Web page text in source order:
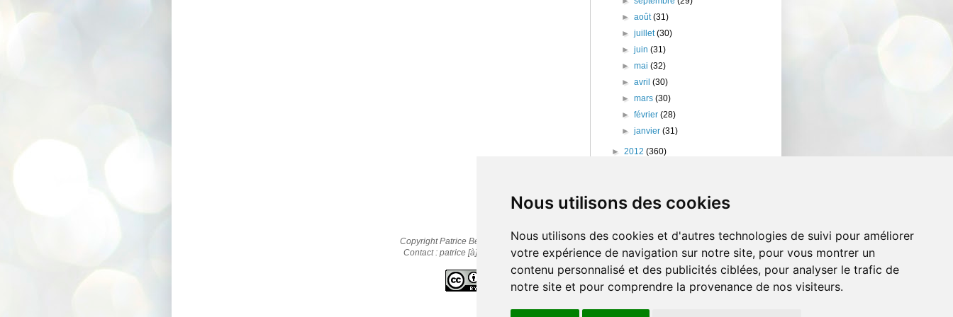
Nous utilisons des cookies
Nous utilisons des cookies et d'autres technologies de suivi pour améliorer
votre expérience de navigation sur notre site, pour vous montrer un
contenu personnalisé et des publicités ciblées, pour analyser le trafic de
notre site et pour comprendre la provenance de nos visiteurs.
►août(31)
►juillet(30)
►juin(31)
►mai(32)
►avril(30)
►mars(30)
►février(28)
►janvier(31)
► 2012 (360)
Copyright Patrice Bernard © 2010-2025
Contact : patrice [à] cestpasmonidee.fr